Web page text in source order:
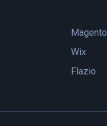
Magento
Wix
Flazio